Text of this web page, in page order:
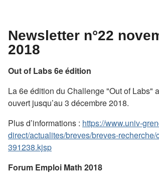
Newsletter n°22
2018
Out of Labs 6e édition
La 6e édition du Challenge "Out of Labs"
ouvert jusqu’au 3 décembre 2018.
Plus d’informations : https://www.univ-
direct/actualites/breves/breves-
391238.kjsp
Forum Emploi Math 2018